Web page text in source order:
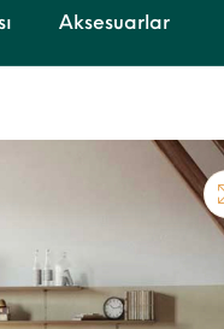
Aksesuarlar